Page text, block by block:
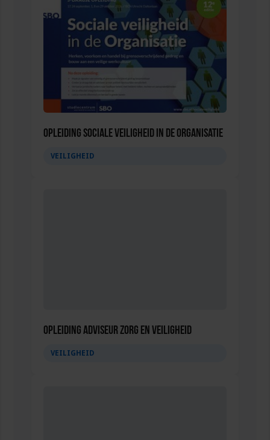
Opleiding Sociale Veiligheid in de Organisatie
VEILIGHEID
Opleiding Adviseur zorg en veiligheid
VEILIGHEID